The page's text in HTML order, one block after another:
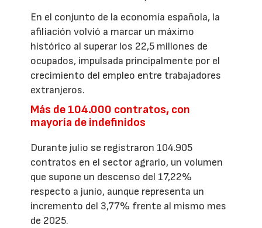
En el conjunto de la economía española, la
afiliación volvió a marcar un máximo
histórico al superar los 22,5 millones de
ocupados, impulsada principalmente por el
crecimiento del empleo entre trabajadores
extranjeros.
Más de 104.000 contratos, con
mayoría de indefinidos
Durante julio se registraron 104.905
contratos en el sector agrario, un volumen
que supone un descenso del 17,22%
respecto a junio, aunque representa un
incremento del 3,77% frente al mismo mes
de 2025.